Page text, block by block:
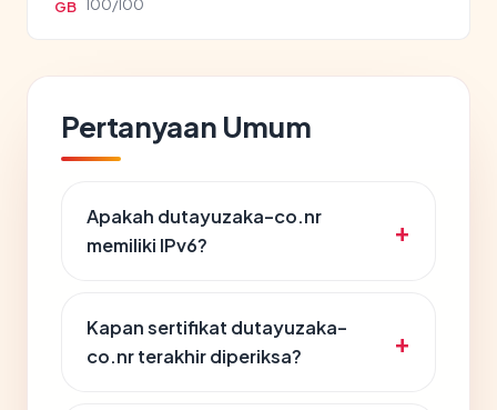
GB 100/100
Pertanyaan Umum
Apakah dutayuzaka-co.nr
memiliki IPv6?
Kapan sertifikat dutayuzaka-
co.nr terakhir diperiksa?